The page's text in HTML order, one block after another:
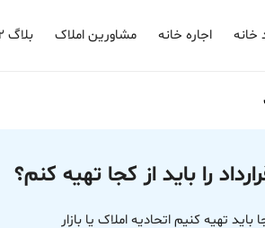
خانه اجاره خانه مشاورین املاک بلاگ ۲نبش
را باید از کجا تهیه کنم؟
باید تهیه کنیم اتحادیه املاک یا بازار